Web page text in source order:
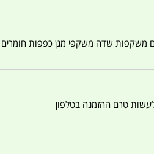
משקפות שדה משקפי מגן כפפות
לעשות טרם ההזמנה בטלפון